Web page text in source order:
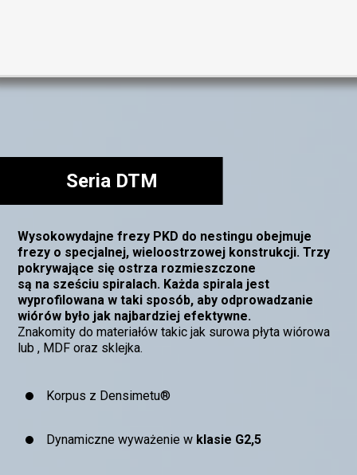
Seria DTM
Wysokowydajne frezy PKD do nestingu obejmuje
frezy o specjalnej, wieloostrzowej konstrukcji. Trzy
pokrywające się ostrza rozmieszczone
są na sześciu spiralach. Każda spirala jest
wyprofilowana w taki sposób, aby odprowadzanie
wiórów było jak najbardziej efektywne.
Znakomity do materiałów takic jak surowa płyta wiórowa
lub , MDF oraz sklejka.
Korpus z Densimetu®
Dynamiczne wyważenie w klasie G2,5